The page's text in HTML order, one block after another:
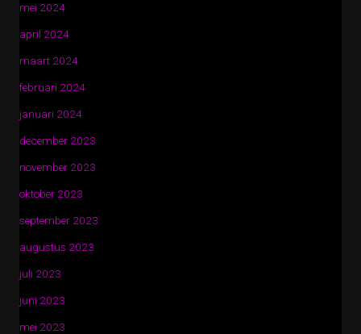
mei 2024
april 2024
maart 2024
februari 2024
januari 2024
december 2023
november 2023
oktober 2023
september 2023
augustus 2023
juli 2023
juni 2023
mei 2023